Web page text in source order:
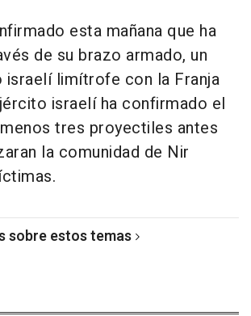
esta mañana que ha
de su brazo armado, un
israelí limítrofe con la Franja
israelí ha confirmado el
tres proyectiles antes
la comunidad de Nir
sobre estos temas